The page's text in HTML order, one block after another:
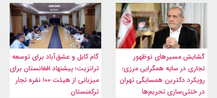
گشایش مسیرهای نوظهور
تجاری در سایه همگرایی مرزی؛
رویکرد دکترین همسایگی تهران
در خنثی‌سازی تحریم‌ها
گام کابل و عشق‌آباد برای توسعه
ترانزیت؛ پیشنهاد افغانستان برای
میزبانی از هیئت ۱۰۰ نفره تجار
ترکمنستان